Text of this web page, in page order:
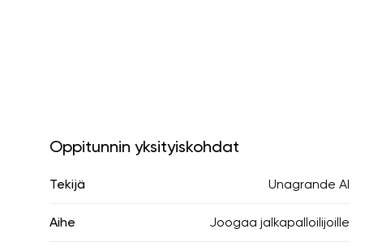
Oppitunnin yksityiskohdat
Tekijä Unagrande AI
Aihe Joogaa jalkapalloilijoille